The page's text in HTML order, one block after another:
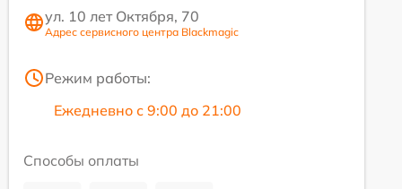
ул. 10 лет Октября, 70
Адрес сервисного центра Blackmagic
Режим работы:
Ежедневно с 9:00 до 21:00
Способы оплаты